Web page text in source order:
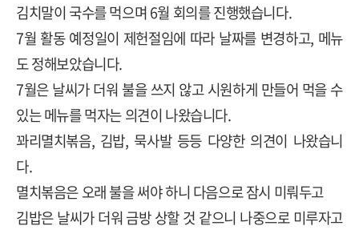
김치말이 국수를 먹으며6월 회의를 진행했습니다.
7월 활동 예정일이 제헌절임에 따라 날짜를 변경하고, 메뉴
도 정해보았습니다.
7월은 날씨가 더워 불을 쓰지 않고 시원하게 만들어 먹을 수
있는 메뉴를 먹자는 의견이 나왔습니다.
꽈리멸치볶음, 김밥, 묵사발 등등 다양한 의견이 나왔습니
다.
멸치볶음은 오래 불을 써야 하니 다음으로 잠시 미뤄두고
김밥은 날씨가 더워 금방 상할 것 같으니 나중으로 미루자고